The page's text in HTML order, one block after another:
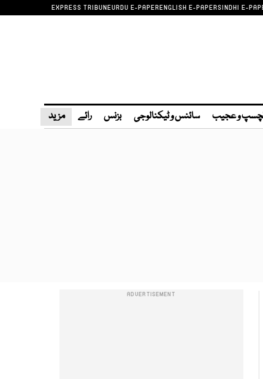
EXPRESS TRIBUNEURDU E-PAPERENGLISH E-PAPERSINDHI E-
و عجیب سائنس و ٹیکنالوجی بزنس رائے مزید